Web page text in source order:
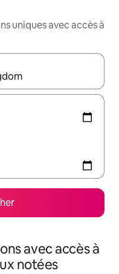
uniques avec accès à
les flèches vers le
avec accès à
notées